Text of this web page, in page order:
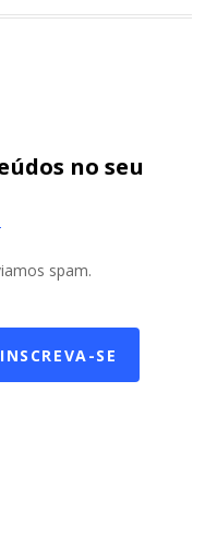
no seu
spam.
INSCREVA-SE